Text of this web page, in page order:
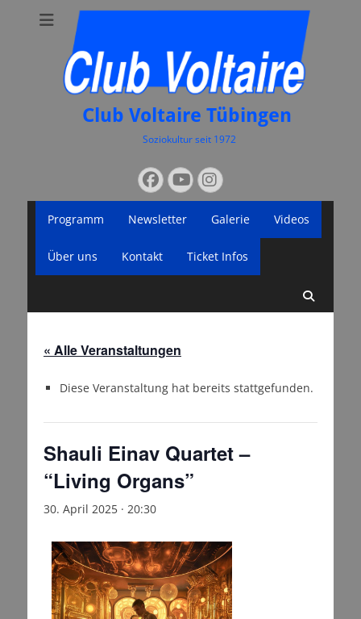
Club Voltaire Tübingen
Soziokultur seit 1972
nach:
Facebook
YouTube
Instagram
Menü
Inhalt
Programm Newsletter Galerie Videos
Über uns Kontakt Ticket Infos
« Alle Veranstaltungen
Diese Veranstaltung hat bereits stattgefunden.
Shauli Einav Quartet –
“Living Organs”
30. April 2025 · 20:30